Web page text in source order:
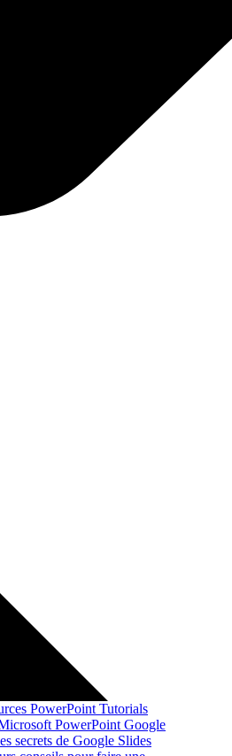
PowerPoint Tutorials
PowerPoint Google
secrets de Google Slides